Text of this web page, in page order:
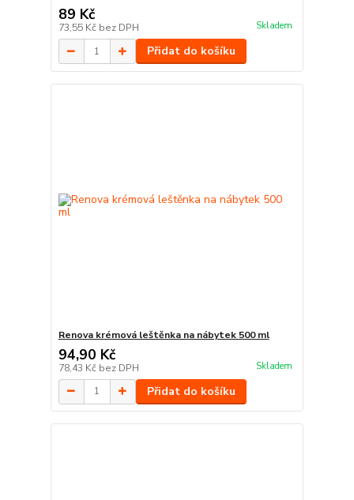
89 Kč
73,55 Kč bez DPH Skladem
Přidat do košíku
Renova krémová leštěnka na nábytek 500 ml
94,90 Kč
78,43 Kč bez DPH Skladem
Přidat do košíku